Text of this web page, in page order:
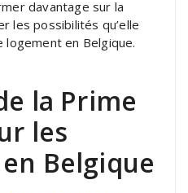
davantage sur la
les possibilités qu’elle
en Belgique.
la Prime
les
Belgique